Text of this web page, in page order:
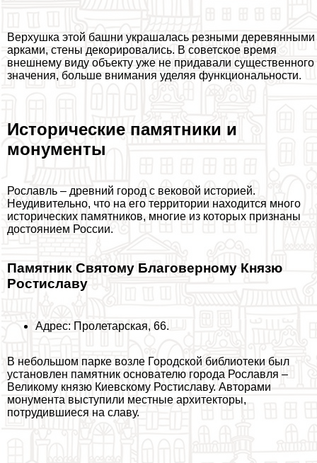
Верхушка этой башни украшалась резными деревянными
арками, стены декорировались. В советское время
внешнему виду объекту уже не придавали существенного
значения, больше внимания уделяя функциональности.
Исторические памятники и
монументы
Рославль – древний город с вековой историей.
Неудивительно, что на его территории находится много
исторических памятников, многие из которых признаны
достоянием России.
Памятник Святому Благоверному Князю
Ростиславу
Адрес: Пролетарская, 66.
В небольшом парке возле Городской библиотеки был
установлен памятник основателю города Рославля –
Великому князю Киевскому Ростиславу. Авторами
монумента выступили местные архитекторы,
потрудившиеся на славу.